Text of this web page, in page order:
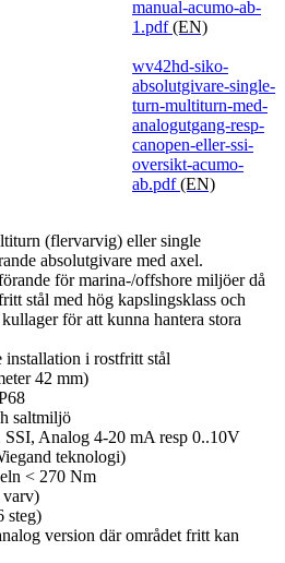
manual-acumo-ab-
1.pdf(EN)
wv42hd-siko-
absolutgivare-single-
turn-multiturn-med-
analogutgang-resp-
canopen-eller-ssi-
oversikt-acumo-
ab.pdf(EN)
(flervarvig) eller single
absolutgivare med axel.
för marina-/offshore miljöer då
stål med hög kapslingsklass och
för att kunna hantera stora
i rostfritt stål
42 mm)
saltmiljö
Analog 4-20 mA resp 0..10V
teknologi)
< 270 Nm
varv)
steg)
version där området fritt kan